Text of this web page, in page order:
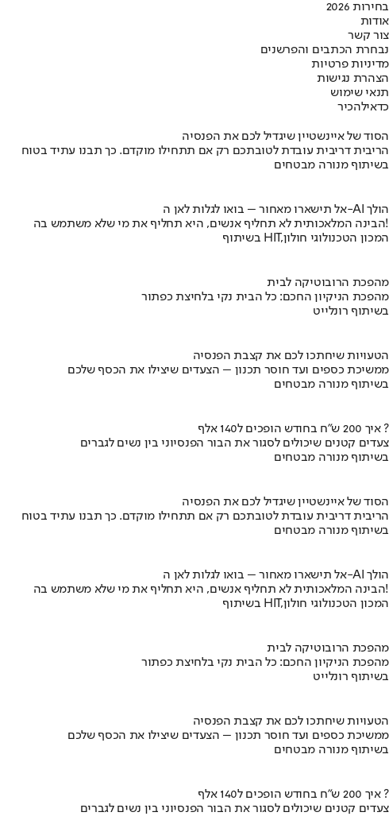
בחירות 2026
אודות
צור קשר
נבחרת הכתבים והפרשנים
מדיניות פרטיות
הצהרת נגישות
תנאי שימוש
כדאילהכיר
הסוד של איינשטיין שיגדיל לכם את הפנסיה
הריבית דריבית עובדת לטובתכם רק אם תתחילו מוקדם. כך תבנו עתיד בטוח
בשיתוף מנורה מבטחים
אל תישארו מאחור – בואו לגלות לאן ה-AI הולך
הבינה המלאכותית לא תחליף אנשים, היא תחליף את מי שלא משתמש בה!
בשיתוף HIT,המכון הטכנולוגי חולון
מהפכת הרובוטיקה לבית
מהפכת הניקיון החכם: כל הבית נקי בלחיצת כפתור
בשיתוף רונלייט
הטעויות שיחתכו לכם את קצבת הפנסיה
ממשיכת כספים ועד חוסר תכנון – הצעדים שיצילו את הכסף שלכם
בשיתוף מנורה מבטחים
איך 200 ש"ח בחודש הופכים ל140 אלף ?
צעדים קטנים שיכולים לסגור את הבור הפנסיוני בין נשים לגברים
בשיתוף מנורה מבטחים
הסוד של איינשטיין שיגדיל לכם את הפנסיה
הריבית דריבית עובדת לטובתכם רק אם תתחילו מוקדם. כך תבנו עתיד בטוח
בשיתוף מנורה מבטחים
אל תישארו מאחור – בואו לגלות לאן ה-AI הולך
הבינה המלאכותית לא תחליף אנשים, היא תחליף את מי שלא משתמש בה!
בשיתוף HIT,המכון הטכנולוגי חולון
מהפכת הרובוטיקה לבית
מהפכת הניקיון החכם: כל הבית נקי בלחיצת כפתור
בשיתוף רונלייט
הטעויות שיחתכו לכם את קצבת הפנסיה
ממשיכת כספים ועד חוסר תכנון – הצעדים שיצילו את הכסף שלכם
בשיתוף מנורה מבטחים
איך 200 ש"ח בחודש הופכים ל140 אלף ?
צעדים קטנים שיכולים לסגור את הבור הפנסיוני בין נשים לגברים